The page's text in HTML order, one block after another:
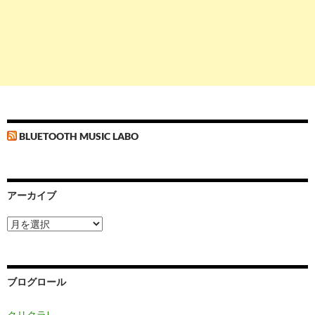
BLUETOOTH MUSIC LABO
アーカイブ
ア
ー
ブ
ブログロール